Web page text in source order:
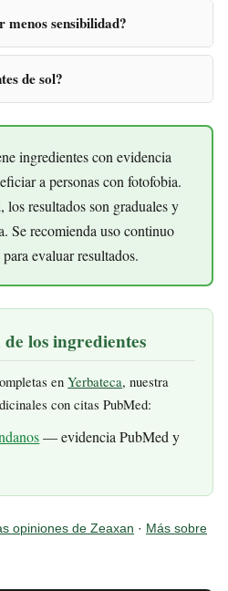
sensibilidad?
de sol?
ingredientes con evidencia
a personas con fotofobia.
resultados son graduales y
Se recomienda uso continuo
evaluar resultados.
los ingredientes
enYerbateca, nuestra
con citas PubMed:
— evidencia PubMed y
opiniones de Zeaxan · Más sobre